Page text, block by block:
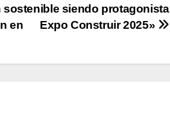
siendo protagonista
en Expo Construir 2025»